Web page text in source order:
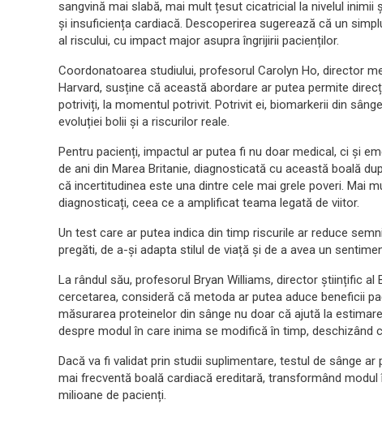
sangvină mai slabă, mai mult țesut cicatricial la nivelul
și insuficiența cardiacă. Descoperirea sugerează că un
al riscului, cu impact major asupra îngrijirii pacienților.
Coordonatoarea studiului, profesorul Carolyn Ho, director
Harvard, susține că această abordare ar putea permite
potriviți, la momentul potrivit. Potrivit ei, biomarkerii din
evoluției bolii și a riscurilor reale.
Pentru pacienți, impactul ar putea fi nu doar medical, ci și
de ani din Marea Britanie, diagnosticată cu această boală
că incertitudinea este una dintre cele mai grele poveri. Mai
diagnosticați, ceea ce a amplificat teama legată de viitor.
Un test care ar putea indica din timp riscurile ar reduce
pregăti, de a-și adapta stilul de viață și de a avea un
La rândul său, profesorul Bryan Williams, director științific
cercetarea, consideră că metoda ar putea aduce beneficii
măsurarea proteinelor din sânge nu doar că ajută la
despre modul în care inima se modifică în timp, deschizând
Dacă va fi validat prin studii suplimentare, testul de sânge
mai frecventă boală cardiacă ereditară, transformând
milioane de pacienți.